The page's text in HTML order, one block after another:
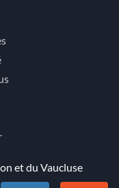
et du Vaucluse